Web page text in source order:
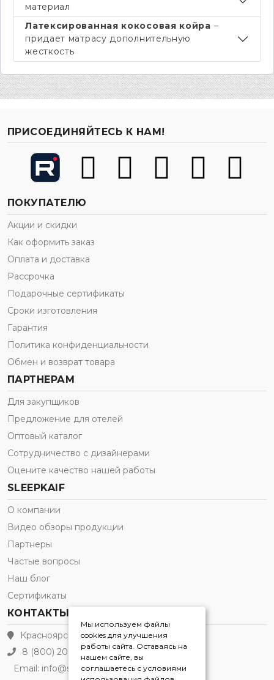
Мы используем файлы
cookies для улучшения
работы сайта. Оставаясь на
нашем сайте, вы
соглашаетесь с условиями
материал
Латексированная кокосовая койра –
придает матрасу дополнительную
жесткость
ПРИСОЕДИНЯЙТЕСЬ К НАМ!
ПОКУПАТЕЛЮ
Акции и скидки
Как оформить заказ
Оплата и доставка
Рассрочка
Подарочные сертификаты
Сроки изготовления
Гарантия
Политика конфиденциальности
Обмен и возврат товара
ПАРТНЕРАМ
Для закупщиков
Предложение для отелей
Оптовый каталог
Сотрудничество с дизайнерами
Оцените качество нашей работы
SLEEPKAIF
О компании
Видео обзоры продукции
Партнеры
Частые вопросы
Наш блог
Сертификаты
КОНТАКТЫ
Красноярск
8 (800) 200-21-91
Email: info@sleepkaif.ru